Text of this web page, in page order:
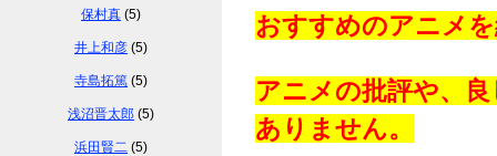
おすすめのアニメ
アニメの批評や、
ありません。
保村真 (5)
井上和彦 (5)
寺島拓篤 (5)
浅沼晋太郎 (5)
浜田賢二 (5)